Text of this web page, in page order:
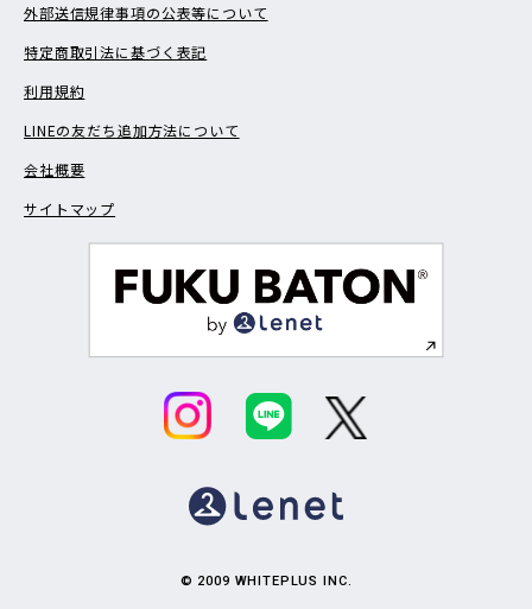
外部送信規律事項の公表等について
特定商取引法に基づく表記
利用規約
LINEの友だち追加方法について
会社概要
サイトマップ
© 2009 WHITEPLUS INC.